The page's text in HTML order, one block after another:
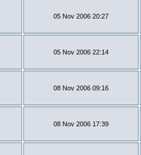
05 Nov 2006 20:27
05 Nov 2006 22:14
08 Nov 2006 09:16
08 Nov 2006 17:39